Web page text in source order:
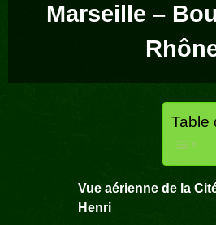
Marseille –
Table
Vue aérienne de la
Henri